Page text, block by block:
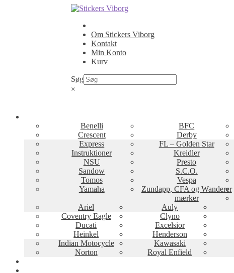
Spring
navigation
Spring
indhold
Om Stickers Viborg
Kontakt
Min Konto
Kurv
Søg
×
Benelli
BFC
Crescent
Derby
Express
FL – Golden Star
Instruktioner
Kreidler
NSU
Presto
Sandow
S.C.O.
Tomos
Vespa
Yamaha
Zundapp, CFA og Wanderer
mærker
Ariel
Auly
Coventry Eagle
Clyno
Ducati
Excelsior
Heinkel
Henderson
Indian Motocycle
Kawasaki
Norton
Royal Enfield